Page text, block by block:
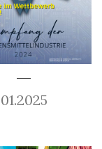
01.2025